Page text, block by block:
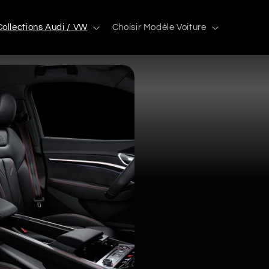
Audi / VW Choisir Modèle Voiture